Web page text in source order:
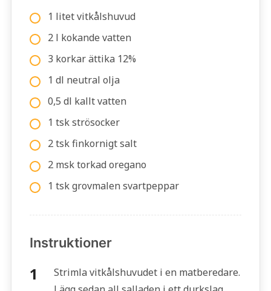
1 litet vitkålshuvud
2 l kokande vatten
3 korkar ättika 12%
1 dl neutral olja
0,5 dl kallt vatten
1 tsk strösocker
2 tsk finkornigt salt
2 msk torkad oregano
1 tsk grovmalen svartpeppar
Instruktioner
Strimla vitkålshuvudet i en matberedare.